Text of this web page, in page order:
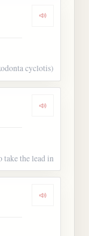
Dengarkan
cyclotis)
Dengarkan
take the lead in
Dengarkan